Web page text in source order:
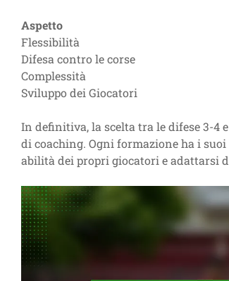
Aspetto
Flessibilità
Difesa contro le corse
Complessità
Sviluppo dei Giocatori
In definitiva, la scelta tra le difese 3-4
di coaching. Ogni formazione ha i
abilità dei propri giocatori e adattarsi